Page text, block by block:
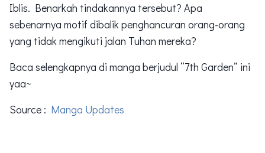
Iblis. Benarkah tindakannya tersebut? Apa
sebenarnya motif dibalik penghancuran orang-orang
yang tidak mengikuti jalan Tuhan mereka?
Baca selengkapnya di manga berjudul “7th Garden” ini
yaa~
Source : Manga Updates